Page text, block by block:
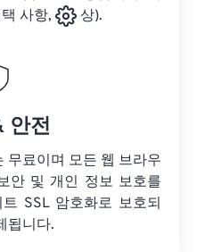
사항,
상).
안전
무료이며 모든 웹 브라우
안 및 개인 정보 보호를
SSL 암호화로 보호되
됩니다.